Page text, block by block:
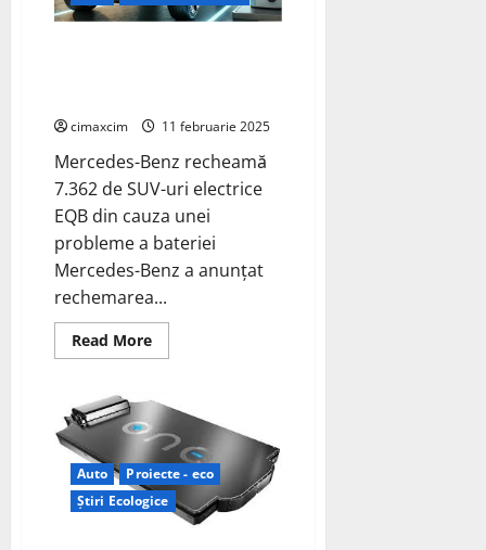
solid-
cimaxcim 11 februarie 2025
Mercedes-Benz recheamă
7.362 de SUV-uri electrice
EQB din cauza unei
probleme a bateriei
Mercedes-Benz a anunțat
rechemarea...
Read MoreRead
more
Benz
EQB
are
probleme
incendiare
cu
bateriile.
Auto
Proiecte - eco
Știri Ecologice